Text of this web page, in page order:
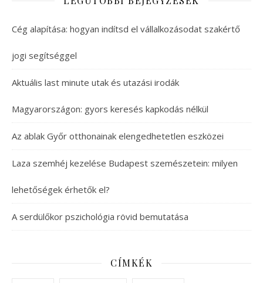
Cég alapítása: hogyan indítsd el vállalkozásodat szakértő
jogi segítséggel
Aktuális last minute utak és utazási irodák
Magyarországon: gyors keresés kapkodás nélkül
Az ablak Győr otthonainak elengedhetetlen eszközei
Laza szemhéj kezelése Budapest szemészetein: milyen
lehetőségek érhetők el?
A serdülőkor pszichológia rövid bemutatása
CÍMKÉK